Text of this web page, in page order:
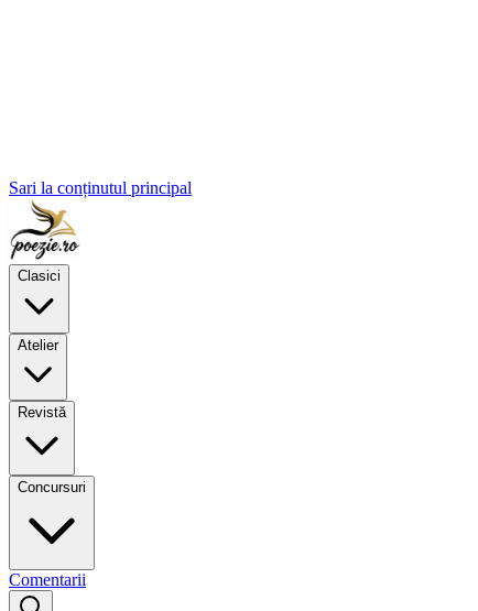
Sari la conținutul principal
Clasici
Atelier
Revistă
Concursuri
Comentarii